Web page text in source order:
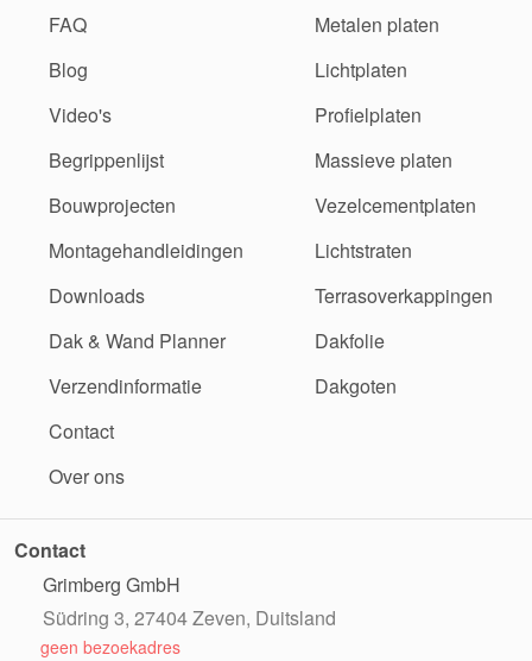
FAQ
Blog
Video's
Begrippenlijst
Bouwprojecten
Montagehandleidingen
Downloads
Dak & Wand Planner
Verzendinformatie
Contact
Over ons
Metalen platen
Lichtplaten
Profielplaten
Massieve platen
Vezelcementplaten
Lichtstraten
Terrasoverkappingen
Dakfolie
Dakgoten
Contact
Grimberg GmbH
Südring 3, 27404 Zeven, Duitsland
geen bezoekadres